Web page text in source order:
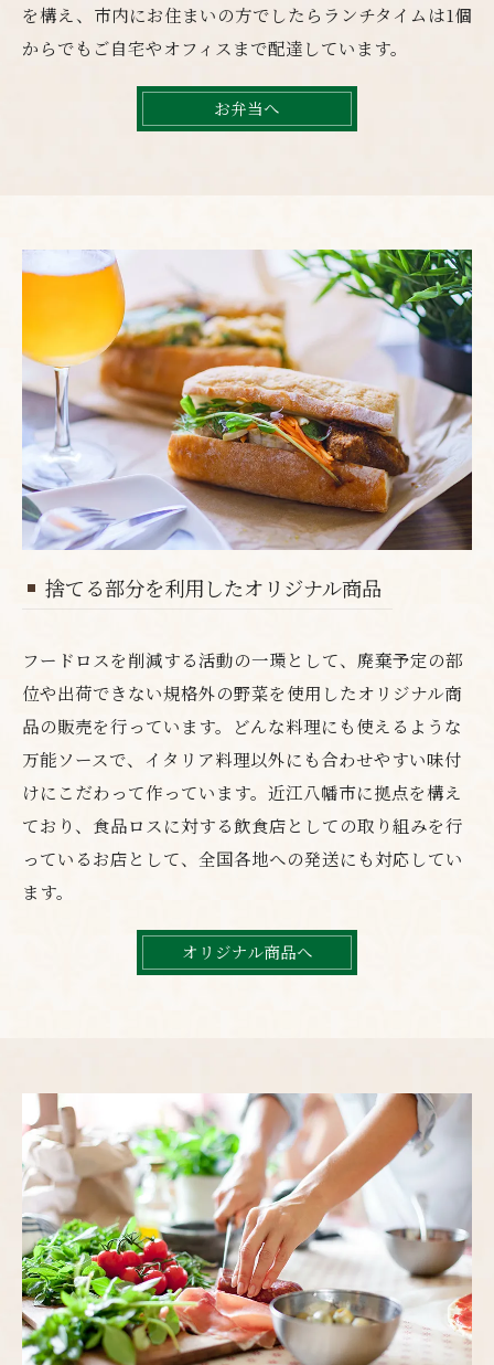
を構え、市内にお住まいの方でしたらランチタイムは1個
からでもご自宅やオフィスまで配達しています。
お弁当へ
捨てる部分を利用したオリジナル商品
フードロスを削減する活動の一環として、廃棄予定の部
位や出荷できない規格外の野菜を使用したオリジナル商
品の販売を行っています。どんな料理にも使えるような
万能ソースで、イタリア料理以外にも合わせやすい味付
けにこだわって作っています。近江八幡市に拠点を構え
ており、食品ロスに対する飲食店としての取り組みを行
っているお店として、全国各地への発送にも対応してい
ます。
オリジナル商品へ